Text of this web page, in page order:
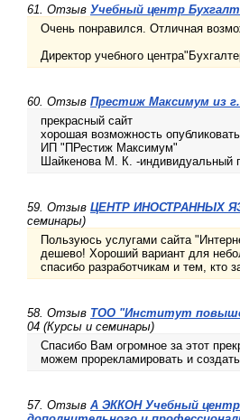
61. Отзыв Учебный центр
Очень понравился. Отличная
Директор учебного
60. Отзыв Престиж Максимум из
прекрасный сайт
хорошая возможность
ИП "ПРестиж Максимум"
Шайкенова М. К. -индивидуальный
59. Отзыв ЦЕНТР ИНОСТРАННЫХ
семинары)
Пользуюсь услугами сайта
дешево! Хороший вариант для
спасибо разработчикам и тем, кто
58. Отзыв ТОО "Институт
04 (Курсы и семинары)
Спасибо Вам огромное за этот
можем прорекламировать и
57. Отзыв А ЭККОН Учебный центр